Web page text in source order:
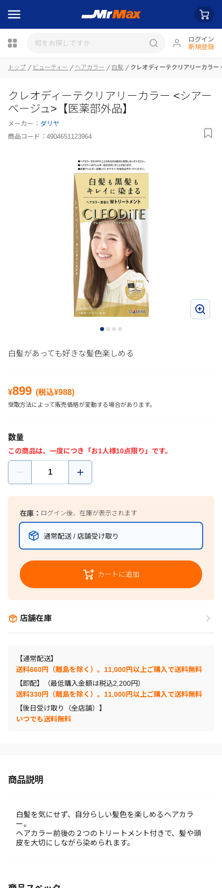
ログイン
新規登録
瓶詰
トップ ビューティー ヘアカラー 白髪 クレオディーテクリアリーカラ
クレオディーテクリアリーカラー <シアー
ベージュ>【医薬部外品】
メーカー： ダリヤ
商品コード： 4904651123964
白髪があっても好きな髪色楽しめる
¥899 (税込¥988)
受取方法によって販売価格が変動する場合があります。
数量
この商品は、一度につき「お1人様10点限り」です。
在庫： ログイン後、在庫が表示されます
通常配送 / 店舗受け取り
カートに追加
店舗在庫
【通常配送】
送料660円（離島を除く）。11,000円以上ご購入で送料無料
【即配】（最低購入金額は税込2,200円）
送料330円（離島を除く）。11,000円以上ご購入で送料無料
【後日受け取り（全店舗）】
いつでも送料無料
商品説明
白髪を気にせず、自分らしい髪色を楽しめるヘアカラ
ー。
ヘアカラー前後の２つのトリートメント付きで、髪や頭
皮を大切にしながら染められます。